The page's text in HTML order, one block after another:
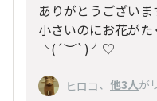
ありがとうございま
小さいのにお花が
╰( ´︶`)╯♡
ヒロコ、 他3人が